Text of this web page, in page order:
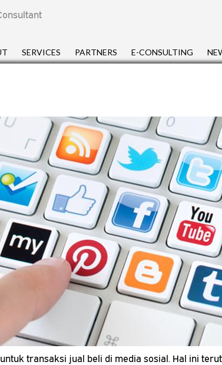
SERVICES PARTNERS E-CONSULTING
transaksi jual beli di media sosial. Hal ini